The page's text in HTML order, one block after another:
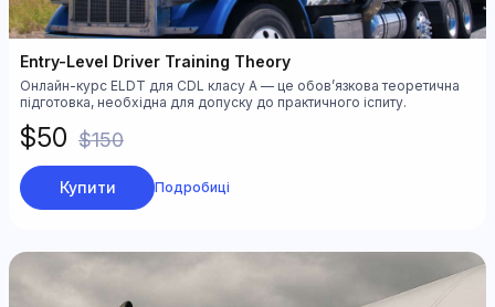
Entry-Level Driver Training Theory
Онлайн-курс ELDT для CDL класу A — це обов’язкова теоретична
підготовка, необхідна для допуску до практичного іспиту.
$50 $150
Купити Подробиці